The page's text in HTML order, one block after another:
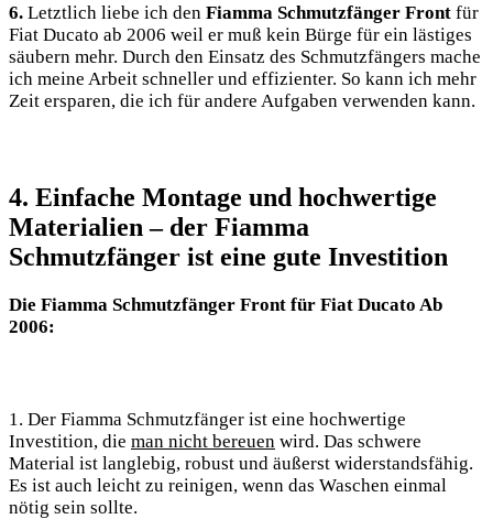
6. Letztlich liebe ich den Fiamma Schmutzfänger Front für
Fiat Ducato ab 2006 weil er muß kein Bürge für ein lästiges
säubern mehr. Durch den Einsatz des Schmutzfängers mache
ich meine Arbeit schneller und effizienter. So kann ich mehr
Zeit ersparen, die ich für andere Aufgaben verwenden kann.
4. Einfache Montage und hochwertige
Materialien – der Fiamma
Schmutzfänger ist eine gute Investition
Die Fiamma Schmutzfänger Front für Fiat Ducato Ab
2006:
1. Der Fiamma Schmutzfänger ist eine hochwertige
Investition, die man nicht bereuen wird. Das schwere
Material ist langlebig, robust und äußerst widerstandsfähig.
Es ist auch leicht zu reinigen, wenn das Waschen einmal
nötig sein sollte.